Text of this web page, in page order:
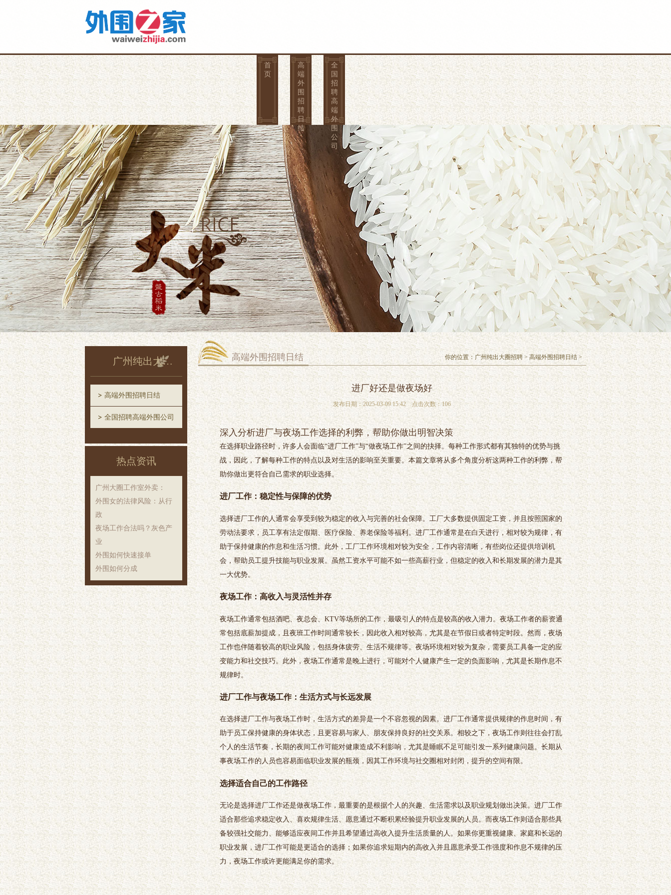
首
页
高
端
外
围
招
聘
日
结
全
国
招
聘
高
端
外
围
公
司
广州纯出大圈招聘
高端外围招聘日结
全国招聘高端外围公司
热点资讯
‌广州大圈工作室外卖‌：
外围女的法律风险：从行
政
夜场工作合法吗？灰色产
业
外围如何快速接单
外围如何分成
高端外围招聘日结 你的位置： 广州纯出大圈招聘 > 高端外围招聘日结 >
进厂好还是做夜场好
发布日期：2025-03-09 15:42 点击次数：106
深入分析进厂与夜场工作选择的利弊，帮助你做出明智决策
在选择职业路径时，许多人会面临“进厂工作”与“做夜场工作”之间的抉择。每种工作形式都有其独特的优势与挑
战，因此，了解每种工作的特点以及对生活的影响至关重要。本篇文章将从多个角度分析这两种工作的利弊，帮
助你做出更符合自己需求的职业选择。
进厂工作：稳定性与保障的优势
选择进厂工作的人通常会享受到较为稳定的收入与完善的社会保障。工厂大多数提供固定工资，并且按照国家的
劳动法要求，员工享有法定假期、医疗保险、养老保险等福利。进厂工作通常是在白天进行，相对较为规律，有
助于保持健康的作息和生活习惯。此外，工厂工作环境相对较为安全，工作内容清晰，有些岗位还提供培训机
会，帮助员工提升技能与职业发展。虽然工资水平可能不如一些高薪行业，但稳定的收入和长期发展的潜力是其
一大优势。
夜场工作：高收入与灵活性并存
夜场工作通常包括酒吧、夜总会、KTV等场所的工作，最吸引人的特点是较高的收入潜力。夜场工作者的薪资通
常包括底薪加提成，且夜班工作时间通常较长，因此收入相对较高，尤其是在节假日或者特定时段。然而，夜场
工作也伴随着较高的职业风险，包括身体疲劳、生活不规律等。夜场环境相对较为复杂，需要员工具备一定的应
变能力和社交技巧。此外，夜场工作通常是晚上进行，可能对个人健康产生一定的负面影响，尤其是长期作息不
规律时。
进厂工作与夜场工作：生活方式与长远发展
在选择进厂工作与夜场工作时，生活方式的差异是一个不容忽视的因素。进厂工作通常提供规律的作息时间，有
助于员工保持健康的身体状态，且更容易与家人、朋友保持良好的社交关系。相较之下，夜场工作则往往会打乱
个人的生活节奏，长期的夜间工作可能对健康造成不利影响，尤其是睡眠不足可能引发一系列健康问题。长期从
事夜场工作的人员也容易面临职业发展的瓶颈，因其工作环境与社交圈相对封闭，提升的空间有限。
选择适合自己的工作路径
无论是选择进厂工作还是做夜场工作，最重要的是根据个人的兴趣、生活需求以及职业规划做出决策。进厂工作
适合那些追求稳定收入、喜欢规律生活、愿意通过不断积累经验提升职业发展的人员。而夜场工作则适合那些具
备较强社交能力、能够适应夜间工作并且希望通过高收入提升生活质量的人。如果你更重视健康、家庭和长远的
职业发展，进厂工作可能是更适合的选择；如果你追求短期内的高收入并且愿意承受工作强度和作息不规律的压
力，夜场工作或许更能满足你的需求。